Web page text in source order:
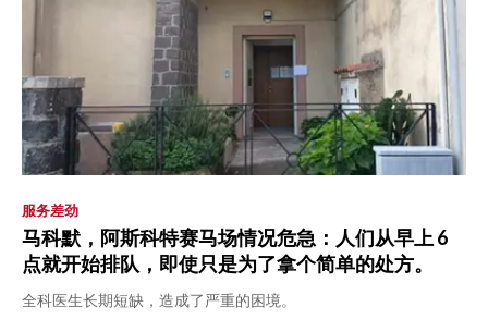
服务差劲
马科默，阿斯科特赛马场情况危急：人们从早上 6
点就开始排队，即使只是为了拿个简单的处方。
全科医生长期短缺，造成了严重的困境。